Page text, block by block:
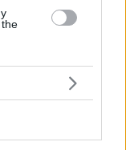
της Κύπρου,
Ηνωμένων
φόρουμ
και θα
για τα